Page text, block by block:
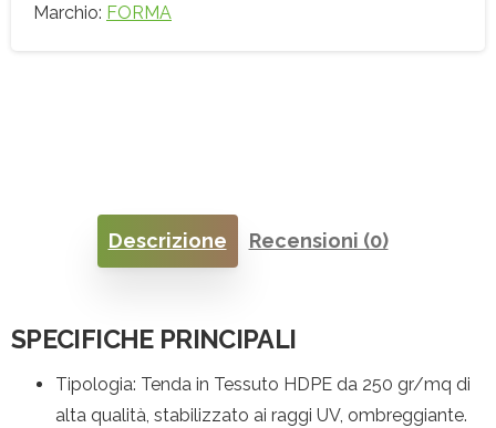
Marchio: FORMA
Descrizione Recensioni (0)
SPECIFICHE PRINCIPALI
Tipologia: Tenda in Tessuto HDPE da 250 gr/mq di
alta qualità, stabilizzato ai raggi UV, ombreggiante.